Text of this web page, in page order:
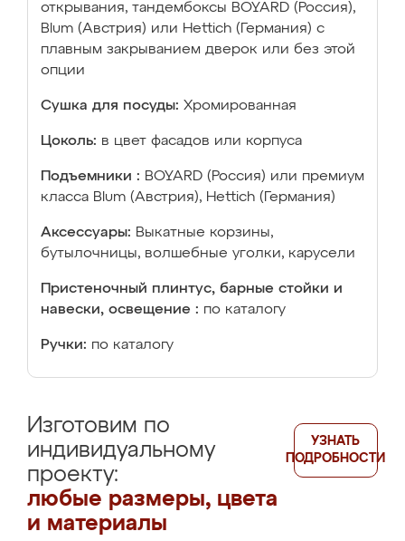
открывания, тандембоксы BOYARD (Россия),
Blum (Австрия) или Hettich (Германия) с
плавным закрыванием дверок или без этой
опции
Сушка для посуды: Хромированная
Цоколь: в цвет фасадов или корпуса
Подъемники : BOYARD (Россия) или премиум
класса Blum (Австрия), Hettich (Германия)
Аксессуары: Выкатные корзины,
бутылочницы, волшебные уголки, карусели
Пристеночный плинтус, барные стойки и
навески, освещение : по каталогу
Ручки: по каталогу
Изготовим по
индивидуальному
проекту:
любые размеры, цвета
и материалы
УЗНАТЬ
ПОДРОБНОСТИ